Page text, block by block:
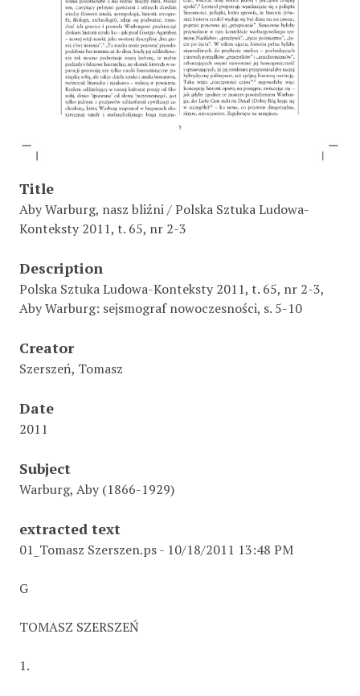
Title
Aby Warburg, nasz bliźni / Polska Sztuka Ludowa-
Konteksty 2011, t. 65, nr 2-3
Description
Polska Sztuka Ludowa-Konteksty 2011, t. 65, nr 2-3,
Aby Warburg: sejsmograf nowoczesności, s. 5-10
Creator
Szerszeń, Tomasz
Date
2011
Subject
Warburg, Aby (1866-1929)
extracted text
01_Tomasz Szerszen.ps - 10/18/2011 13:48 PM
G
TOMASZ SZERSZEŃ
1.